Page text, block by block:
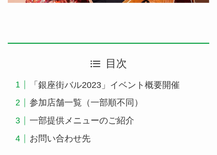
目次
「銀座街バル2023」イベント概要開催
参加店舗一覧（一部順不同）
一部提供メニューのご紹介
お問い合わせ先